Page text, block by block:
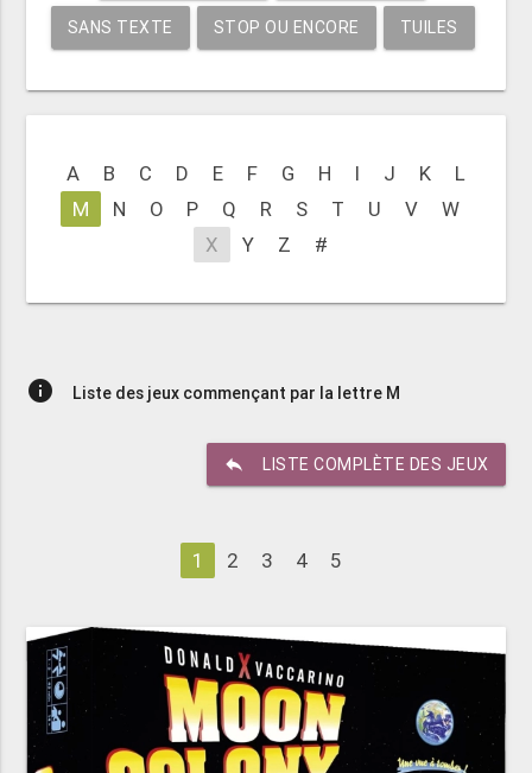
SANS TEXTE STOP OU ENCORE TUILES
A B C D E F G H I J K
L
M
N O P Q R S T U V
W
X
Y Z #
info Liste des jeux commençant par la lettre M
reply LISTE COMPLÈTE DES JEUX
1 2 3 4 5